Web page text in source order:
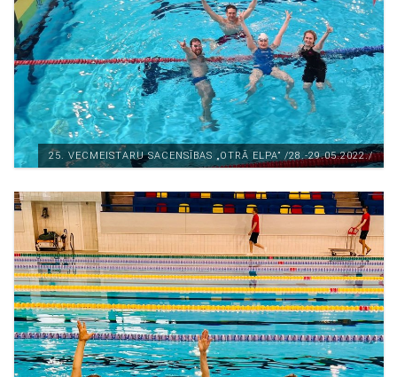
25. VECMEISTARU SACENSĪBAS „OTRĀ ELPA” /28.-29.05.2022./